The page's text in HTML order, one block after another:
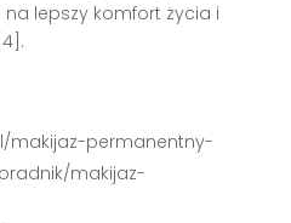
na lepszy komfort życia i
.
makijaz-permanentny-
makijaz-